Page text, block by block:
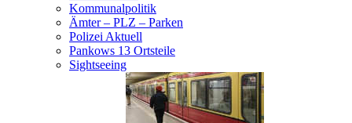
Kommunalpolitik
Ämter – PLZ – Parken
Polizei Aktuell
Pankows 13 Ortsteile
Sightseeing